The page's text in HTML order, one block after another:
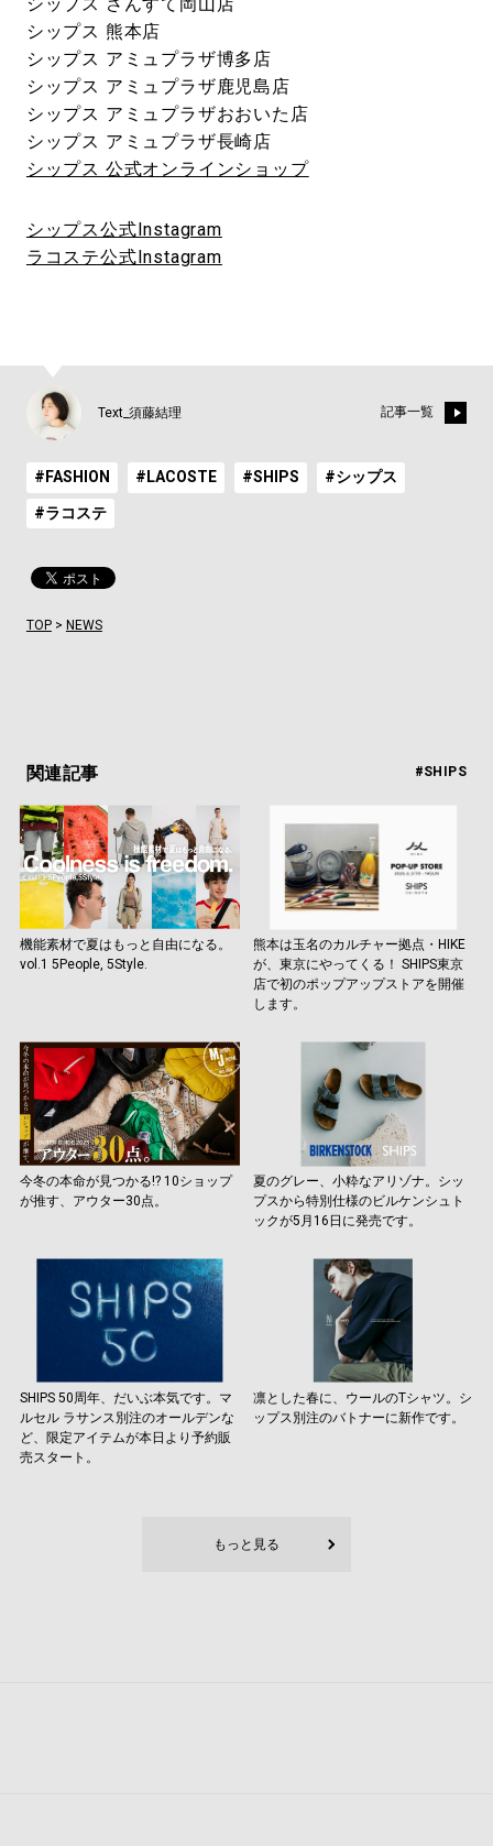
シップス さんすて岡山店
シップス 熊本店
シップス アミュプラザ博多店
シップス アミュプラザ鹿児島店
シップス アミュプラザおおいた店
シップス アミュプラザ長崎店
シップス 公式オンラインショップ
シップス公式Instagram
ラコステ公式Instagram
Text_須藤結理 記事一覧
#FASHION #LACOSTE #SHIPS #シップス
#ラコステ
TOP> NEWS
関連記事 #SHIPS
機能素材で夏はもっと自由になる。
vol.1 5People, 5Style.
熊本は玉名のカルチャー拠点・HIKE
が、東京にやってくる！ SHIPS東京
店で初のポップアップストアを開催
します。
今冬の本命が見つかる!? 10ショップ
が推す、アウター30点。
夏のグレー、小粋なアリゾナ。シッ
プスから特別仕様のビルケンシュト
ックが5月16日に発売です。
SHIPS 50周年、だいぶ本気です。マ
ルセル ラサンス別注のオールデンな
ど、限定アイテムが本日より予約販
売スタート。
凛とした春に、ウールのTシャツ。シ
ップス別注のバトナーに新作です。
もっと見る